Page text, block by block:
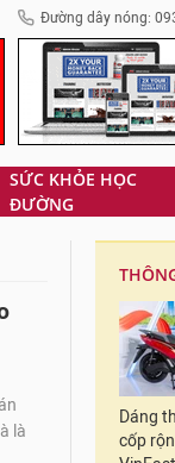
Đường dây nóng:
SỨC KHỎE HỌC
ĐƯỜNG
là
Dáng
cốp